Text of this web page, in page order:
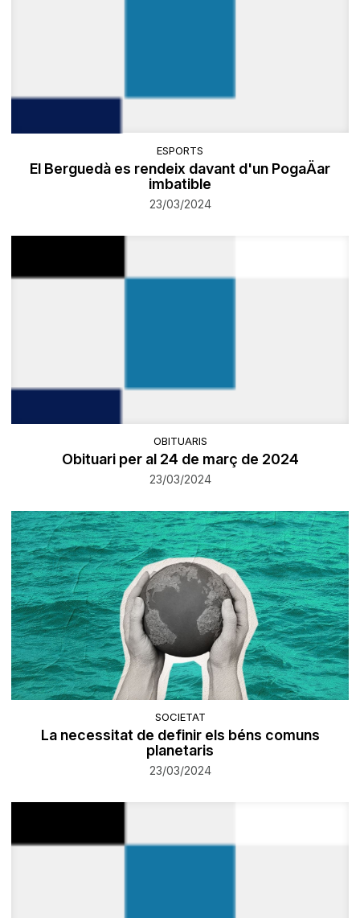
ESPORTS
El Berguedà es rendeix davant d'un PogaÄar
imbatible
23/03/2024
OBITUARIS
Obituari per al 24 de març de 2024
23/03/2024
SOCIETAT
La necessitat de definir els béns comuns
planetaris
23/03/2024